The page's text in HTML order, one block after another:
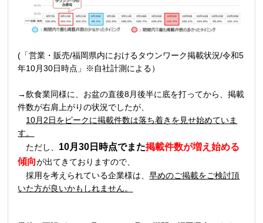
(「営業・販売/福岡県内におけるタウンワーク掲載状況/令和5
年10月30日時点」※自社計測による）
→飲食業同様に、お盆の直後8月後半に底を打ってから、掲載
件数が右肩上がりの状況でしたが、
10月2日をピークに掲載件数は落ち着きを見せ始めていま
す。
ただし、 10月30日時点でまた掲載件数が増え始める
傾向が出てきておりますので、
採用を考えられている企業様は、早めのご掲載をご検討頂
いた方が良いかもしれません。